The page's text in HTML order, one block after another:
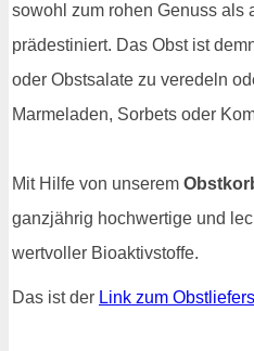
sowohl zum rohen Genuss als
prädestiniert. Das Obst ist
oder Obstsalate zu veredeln
Marmeladen, Sorbets oder
Mit Hilfe von unserem
ganzjährig hochwertige und
wertvoller Bioaktivstoffe.
Das ist der Link zum